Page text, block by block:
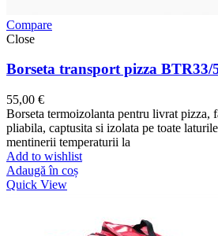
Compare
Close
Borseta transport pizza BTR33/
55,00 €
Borseta termoizolanta pentru livrat pizza,
pliabila, captusita si izolata pe toate
mentinerii temperaturii la
Add to wishlist
Adaugă în coș
Quick View